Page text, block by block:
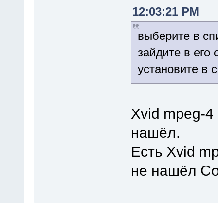
12:03:21 PM
выберите в
зайдите в его
установите в
Xvid mpeg-4
нашёл.
Есть Xvid
не нашёл